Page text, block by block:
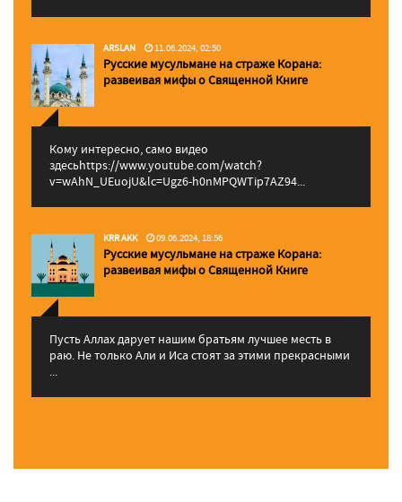
ARSLAN 11.06.2024, 02:50
Русские мусульмане на страже Корана:
pазвеивая мифы о Священной Книге
Кому интересно, само видео
здесьhttps://www.youtube.com/watch?
v=wAhN_UEuojU&lc=Ugz6-h0nMPQWTip7AZ94...
KRR AKK 09.06.2024, 18:56
Русские мусульмане на страже Корана:
pазвеивая мифы о Священной Книге
Пусть Аллах дарует нашим братьям лучшее месть в
раю. Не только Али и Иса стоят за этими прекрасными
...